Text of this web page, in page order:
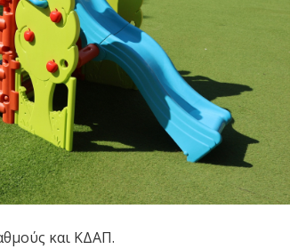
και ΚΔΑΠ.